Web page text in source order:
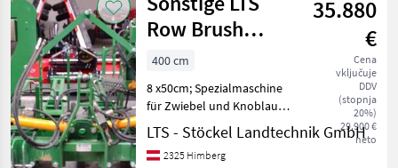
Sonstige
Row Brush
Reihenputzer
35.880
€
Cena
vključuje
DDV
(stopnja
20%)
29.900 €
neto
400 cm
8 x50cm; Spezialmaschine
für Zwiebel und Knoblauch;
Ölantrieb, Mit Federzinken
bestückte Wellen werden
durch einen Ölmotor in
LTS - Stöckel Landtechnik GmbH
2325 Himberg